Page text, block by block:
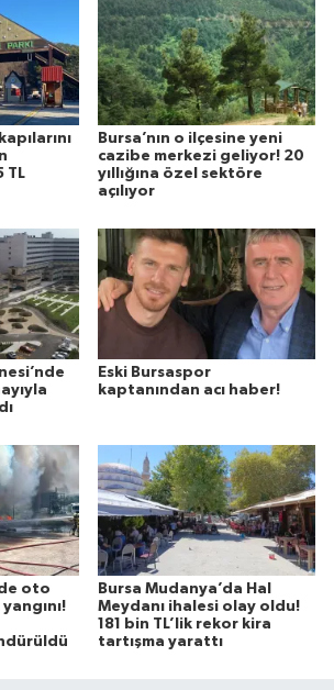
TL
Bursa’nın o ilçesine yeni
cazibe merkezi geliyor! 20
yıllığına özel sektöre
açılıyor
Eski Bursaspor
kaptanından acı haber!
oto
Bursa Mudanya’da Hal
Meydanı ihalesi olay oldu!
181 bin TL’lik rekor kira
tartışma yarattı